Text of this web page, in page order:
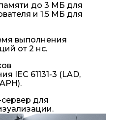
до 3 МБ для
и 1.5 МБ для
выполнения
от 2 нс.
IEC 61131-3 (LAD,
для